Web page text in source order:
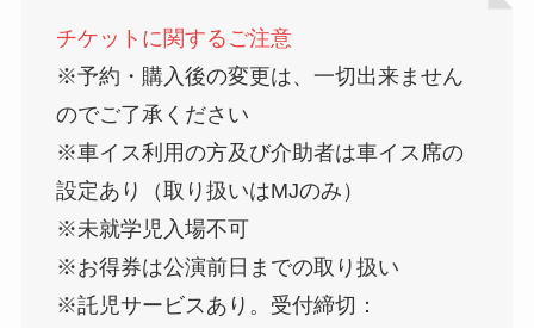
チケットに関するご注意
※予約・購入後の変更は、一切出来ません
のでご了承ください
※車イス利用の方及び介助者は車イス席の
設定あり（取り扱いはMJのみ）
※未就学児入場不可
※お得券は公演前日までの取り扱い
※託児サービスあり。受付締切：